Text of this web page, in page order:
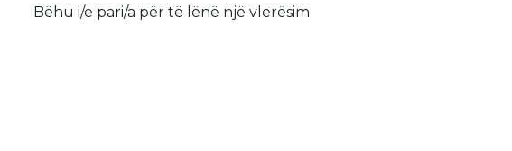
Bëhu i/e pari/a për të lënë një vlerësim